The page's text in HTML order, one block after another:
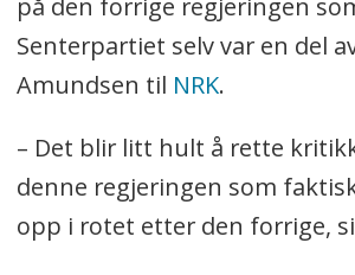
på den forrige regjeringen
Senterpartiet selv var en del
Amundsen til NRK.
– Det blir litt hult å rette
denne regjeringen som
opp i rotet etter den forrige,